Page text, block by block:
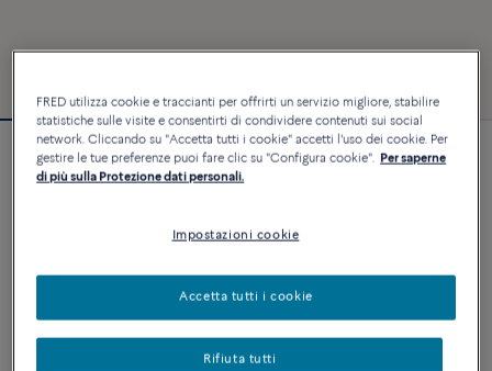
Bracciale Force 10
AGGIUNGI AL CARRELLO
Contattataci per qualsiasi domanda sulle misure
FRED utilizza cookie e traccianti per offrirti un servizio migliore, stabilire
statistiche sulle visite e consentirti di condividere contenuti sui social
network. Cliccando su "Accetta tutti i cookie" accetti l'uso dei cookie. Per
gestire le tue preferenze puoi fare clic su "Configura cookie". Per saperne
di più sulla Protezione dati personali.
Impostazioni cookie
Rifiuta tutti
Accetta tutti i cookie